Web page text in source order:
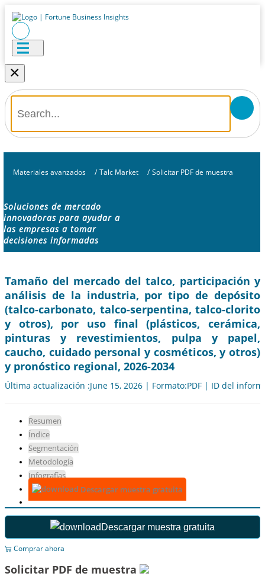
×
Materiales avanzados / Talc Market / Solicitar PDF de muestra
Soluciones de mercado
innovadoras para ayudar a
las empresas a tomar
decisiones informadas
Tamaño del mercado del talco, participación y
análisis de la industria, por tipo de depósito
(talco-carbonato, talco-serpentina, talco-clorito
y otros), por uso final (plásticos, cerámica,
pinturas y revestimientos, pulpa y papel,
caucho, cuidado personal y cosméticos, y otros)
y pronóstico regional, 2026-2034
Última actualización :June 15, 2026 | Formato:PDF | ID del
Resumen
Índice
Segmentación
Metodología
Infografías
Descargar muestra gratuita
Descargar muestra gratuita
Comprar ahora
Solicitar PDF de muestra